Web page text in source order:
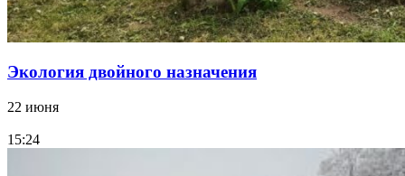
Экология двойного назначения
22 июня
15:24